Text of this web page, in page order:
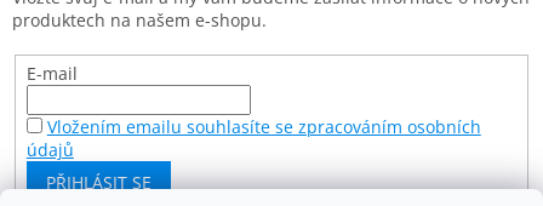
produktech na našem e-shopu.
E-mail
Vložením emailu souhlasíte se zpracováním osobních
údajů
PŘIHLÁSIT SE